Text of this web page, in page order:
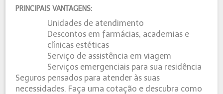
PRINCIPAIS VANTAGENS:
Unidades de atendimento
Descontos em farmácias, academias e
clínicas estéticas
Serviço de assistência em viagem
Serviços emergenciais para sua residência
Seguros pensados para atender às suas
necessidades. Faça uma cotação e descubra como